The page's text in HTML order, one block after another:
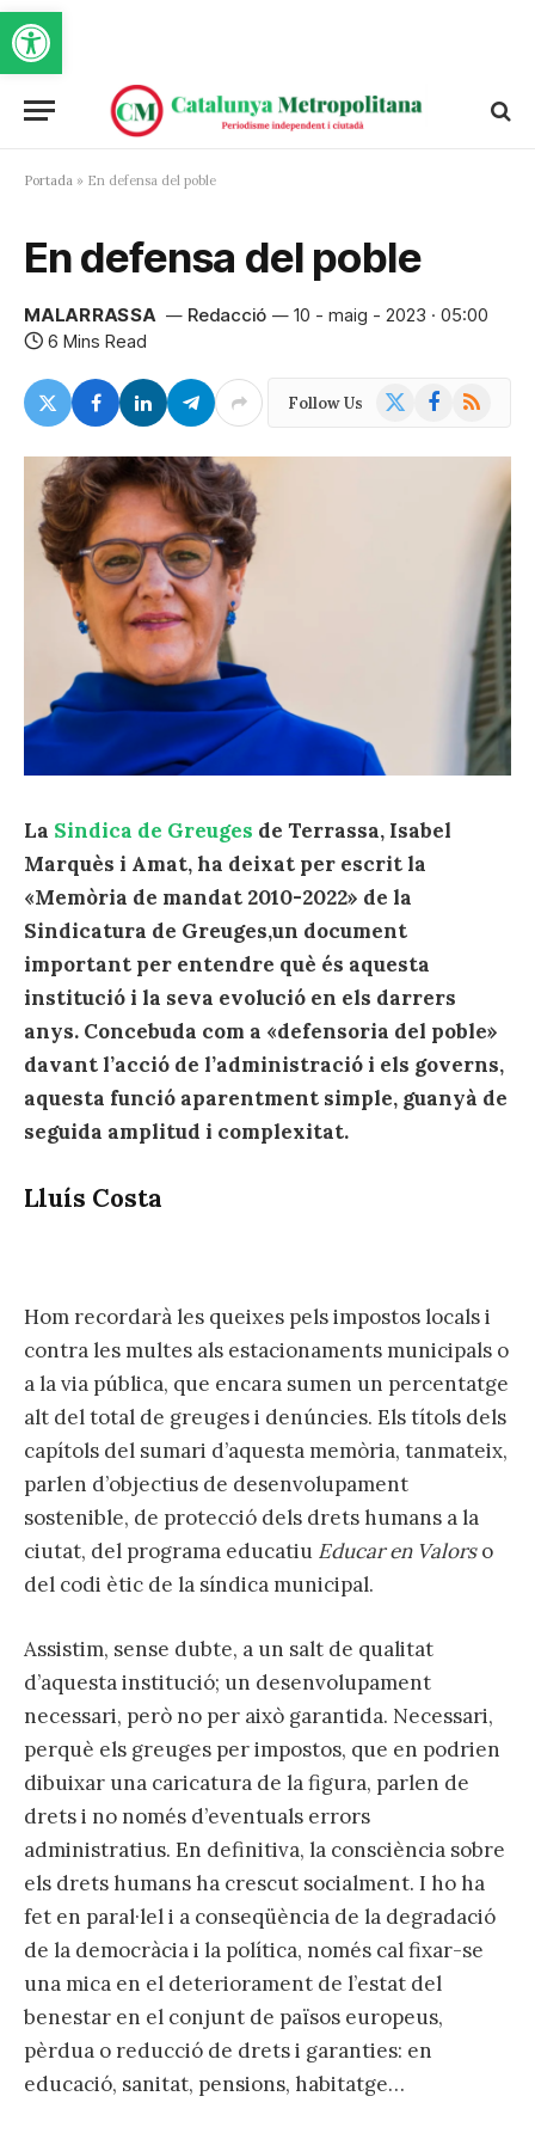
Obre la barra d'eines
Portada » En defensa del poble
En defensa del poble
MALARRASSA Redacció
10 - maig - 2023 · 05:00
6 Mins Read
Follow Us Facebook
RSS
La Sindica de Greuges de Terrassa, Isabel
Marquès i Amat, ha deixat per escrit la
«Memòria de mandat 2010-2022» de la
Sindicatura de Greuges,un document
important per entendre què és aquesta
institució i la seva evolució en els darrers
anys. Concebuda com a «defensoria del poble»
davant l’acció de l’administració i els governs,
aquesta funció aparentment simple, guanyà de
seguida amplitud i complexitat.
Lluís Costa
Hom recordarà les queixes pels impostos locals i
contra les multes als estacionaments municipals o
a la via pública, que encara sumen un percentatge
alt del total de greuges i denúncies. Els títols dels
capítols del sumari d’aquesta memòria, tanmateix,
parlen d’objectius de desenvolupament
sostenible, de protecció dels drets humans a la
ciutat, del programa educatiu Educar en Valorso
del codi ètic de la síndica municipal.
Assistim, sense dubte, a un salt de qualitat
d’aquesta institució; un desenvolupament
necessari, però no per això garantida. Necessari,
perquè els greuges per impostos, que en podrien
dibuixar una caricatura de la figura, parlen de
drets i no només d’eventuals errors
administratius. En definitiva, la consciència sobre
els drets humans ha crescut socialment. I ho ha
fet en paral·lel i a conseqüència de la degradació
de la democràcia i la política, només cal fixar-se
una mica en el deteriorament de l’estat del
benestar en el conjunt de països europeus,
pèrdua o reducció de drets i garanties: en
educació, sanitat, pensions, habitatge…